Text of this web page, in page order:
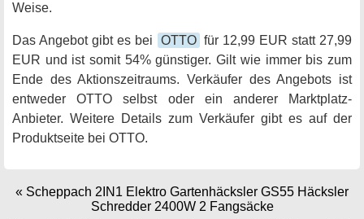
Weise.
Das Angebot gibt es bei OTTO für 12,99 EUR statt 27,99
EUR und ist somit 54% günstiger. Gilt wie immer bis zum
Ende des Aktionszeitraums. Verkäufer des Angebots ist
entweder OTTO selbst oder ein anderer Marktplatz-
Anbieter. Weitere Details zum Verkäufer gibt es auf der
Produktseite bei OTTO.
« Scheppach 2IN1 Elektro Gartenhäcksler GS55 Häcksler
Schredder 2400W 2 Fangsäcke